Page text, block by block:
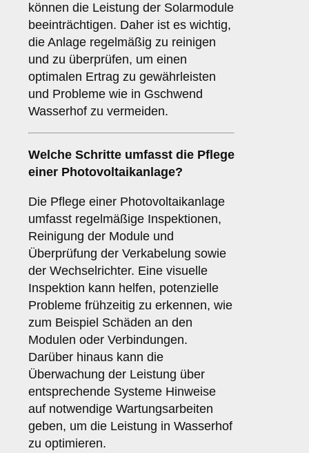
können die Leistung der Solarmodule
beeinträchtigen. Daher ist es wichtig,
die Anlage regelmäßig zu reinigen
und zu überprüfen, um einen
optimalen Ertrag zu gewährleisten
und Probleme wie in Gschwend
Wasserhof zu vermeiden.
Welche Schritte umfasst die Pflege
einer Photovoltaikanlage?
Die Pflege einer Photovoltaikanlage
umfasst regelmäßige Inspektionen,
Reinigung der Module und
Überprüfung der Verkabelung sowie
der Wechselrichter. Eine visuelle
Inspektion kann helfen, potenzielle
Probleme frühzeitig zu erkennen, wie
zum Beispiel Schäden an den
Modulen oder Verbindungen.
Darüber hinaus kann die
Überwachung der Leistung über
entsprechende Systeme Hinweise
auf notwendige Wartungsarbeiten
geben, um die Leistung in Wasserhof
zu optimieren.